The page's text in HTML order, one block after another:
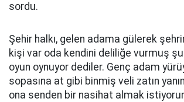
sordu.
Şehir halkı, gelen adama gülerek
kişi var oda kendini deliliğe vurmuş
oyun oynuyor dediler. Genç adam
sopasına at gibi binmiş veli zatın
ona senden bir nasihat almak